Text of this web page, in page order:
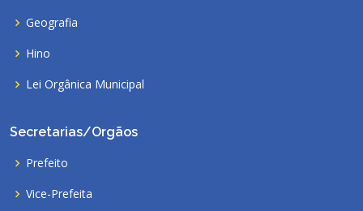
Geografia
Hino
Lei Orgânica Municipal
Secretarias/Orgãos
Prefeito
Vice-Prefeita